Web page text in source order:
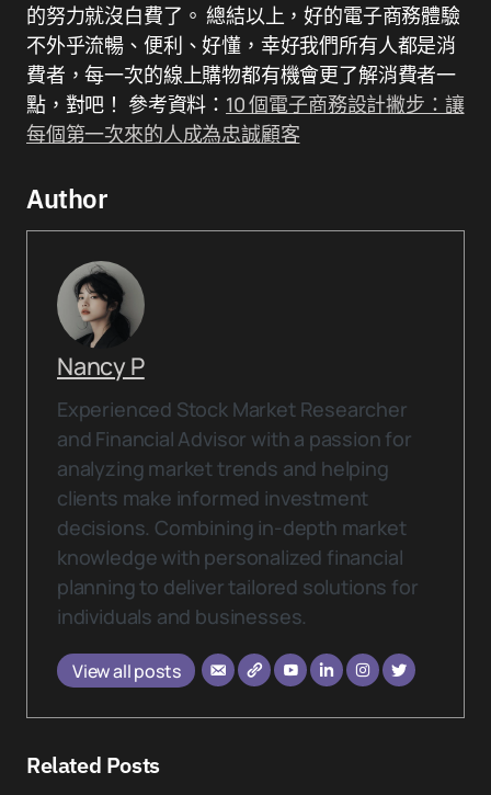
的努力就沒白費了。 總結以上，好的電子商務體驗
不外乎流暢、便利、好懂，幸好我們所有人都是消
費者，每一次的線上購物都有機會更了解消費者一
點，對吧！ 參考資料： 10 個電子商務設計撇步：讓
每個第一次來的人成為忠誠顧客
Author
Nancy P
Experienced Stock Market Researcher
and Financial Advisor with a passion for
analyzing market trends and helping
clients make informed investment
decisions. Combining in-depth market
knowledge with personalized financial
planning to deliver tailored solutions for
individuals and businesses.
View all posts
Related Posts